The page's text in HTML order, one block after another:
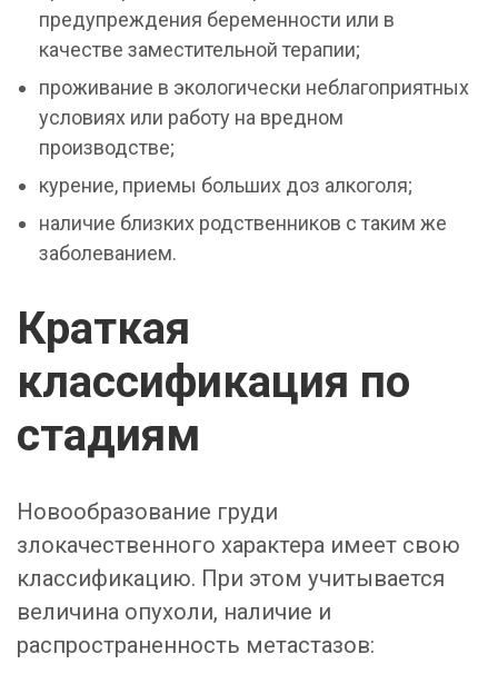
предупреждения беременности или в
качестве заместительной терапии;
проживание в экологически неблагоприятных
условиях или работу на вредном
производстве;
курение, приемы больших доз алкоголя;
наличие близких родственников с таким же
заболеванием.
Краткая
классификация по
стадиям
Новообразование груди
злокачественного характера имеет свою
классификацию. При этом учитывается
величина опухоли, наличие и
распространенность метастазов: